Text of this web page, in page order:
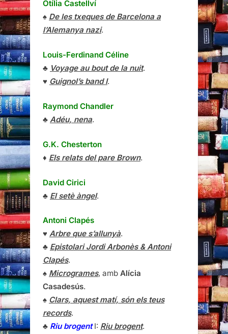
Otília Castellví
♠ De les txeques de Barcelona a
l’Alemanya nazi.
Louis-Ferdinand Céline
♣ Voyage au bout de la nuit.
♥ Guignol’s band I.
Raymond Chandler
♣ Adéu, nena.
G.K. Chesterton
♦ Els relats del pare Brown.
David Cirici
♣ El setè àngel.
Antoni Clapés
♥ Arbre que s’allunyà.
♣ Epistolari Jordi Arbonès & Antoni
Clapés.
♠ Microgrames, amb Alícia
Casadesús.
♠ Clars, aquest matí, són els teus
records.
♣ Riu brogentI: Riu brogent.